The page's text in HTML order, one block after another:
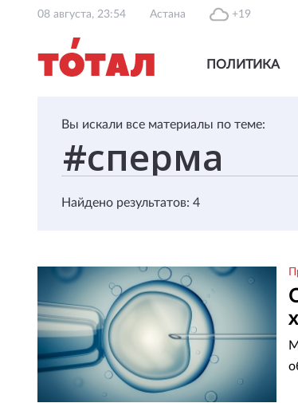
08 августа, 23:54 Астана +19
ПОЛИТИКА
Вы искали все материалы по теме:
Найдено результатов: 4